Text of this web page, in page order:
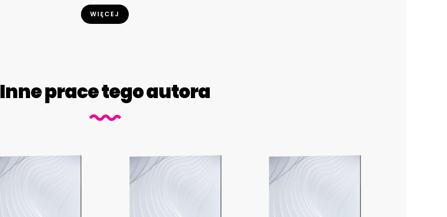
WIĘCEJ
Inne prace tego autora